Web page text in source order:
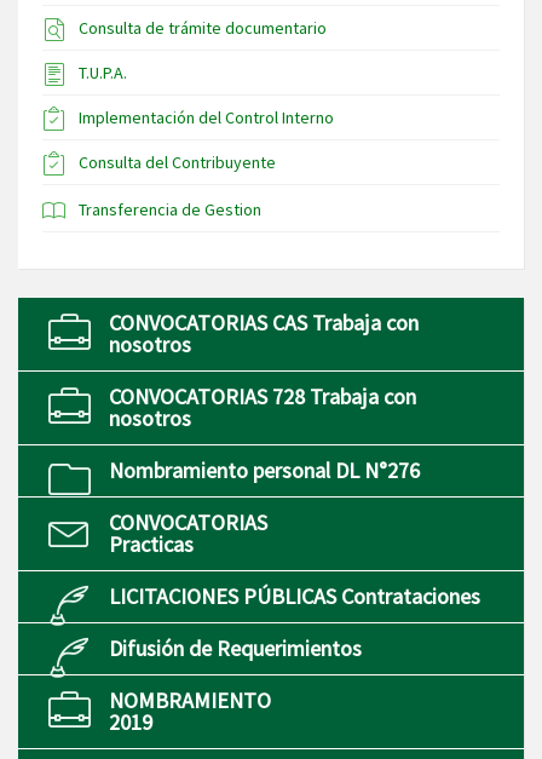
Consulta de trámite documentario
T.U.P.A.
Implementación del Control Interno
Consulta del Contribuyente
Transferencia de Gestion
CONVOCATORIAS CAS Trabaja con
nosotros
CONVOCATORIAS 728 Trabaja con
nosotros
Nombramiento personal DL N°276
CONVOCATORIAS
Practicas
LICITACIONES PÚBLICAS Contrataciones
Difusión de Requerimientos
NOMBRAMIENTO
2019